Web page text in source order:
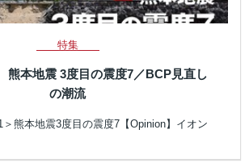
特集
本地震 3度目の震度7／BCP見直し
の潮流
熊本地震3度目の震度7【Opinion】イオン